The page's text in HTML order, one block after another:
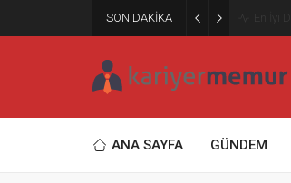
SON DAKİKA
ANA SAYFA GÜNDEM